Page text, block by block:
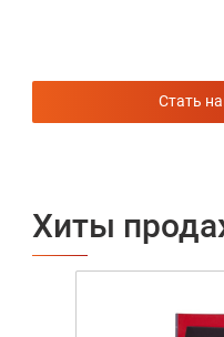
На щепе и опилкахСтать
Хиты